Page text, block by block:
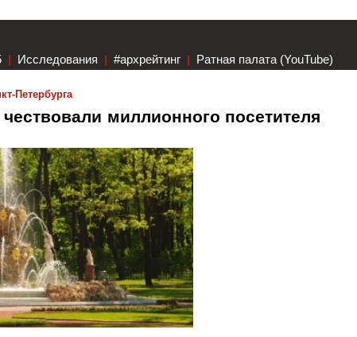
| Исследования | #архрейтинг | Ратная палата (YouTube)
Петербурга
миллионного посетителя